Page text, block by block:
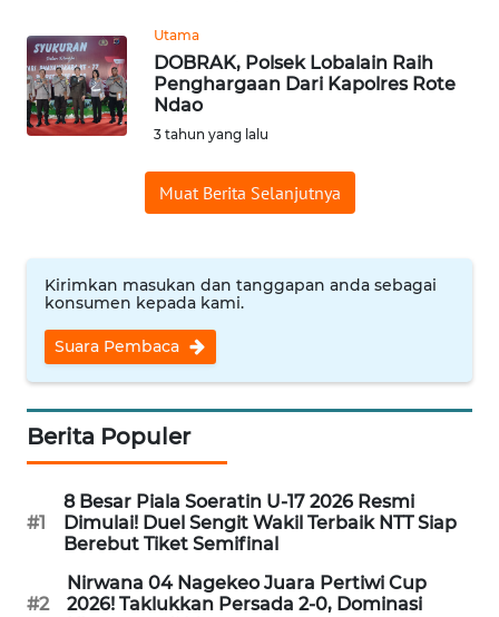
Utama
DOBRAK, Polsek Lobalain Raih
Penghargaan Dari Kapolres Rote
Ndao
3 tahun yang lalu
Muat Berita Selanjutnya
Kirimkan masukan dan tanggapan anda sebagai
konsumen kepada kami.
Suara Pembaca
Berita Populer
#1
8 Besar Piala Soeratin U-17 2026 Resmi
Dimulai! Duel Sengit Wakil Terbaik NTT Siap
Berebut Tiket Semifinal
#2
Nirwana 04 Nagekeo Juara Pertiwi Cup
2026! Taklukkan Persada 2-0, Dominasi
WN
BINJAI
WN
WN
WN
MAJALENGKA
WN
WN
SUKABUMI